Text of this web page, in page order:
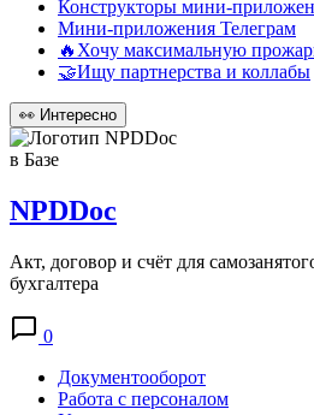
Конструкторы мини-
Мини-приложения Телеграм
🔥Хочу максимальную
🤝Ищу партнерства и коллабы
👀 Интересно
в Базе
NPDDoc
Акт, договор и счёт для
бухгалтера
0
Документооборот
Работа с персоналом